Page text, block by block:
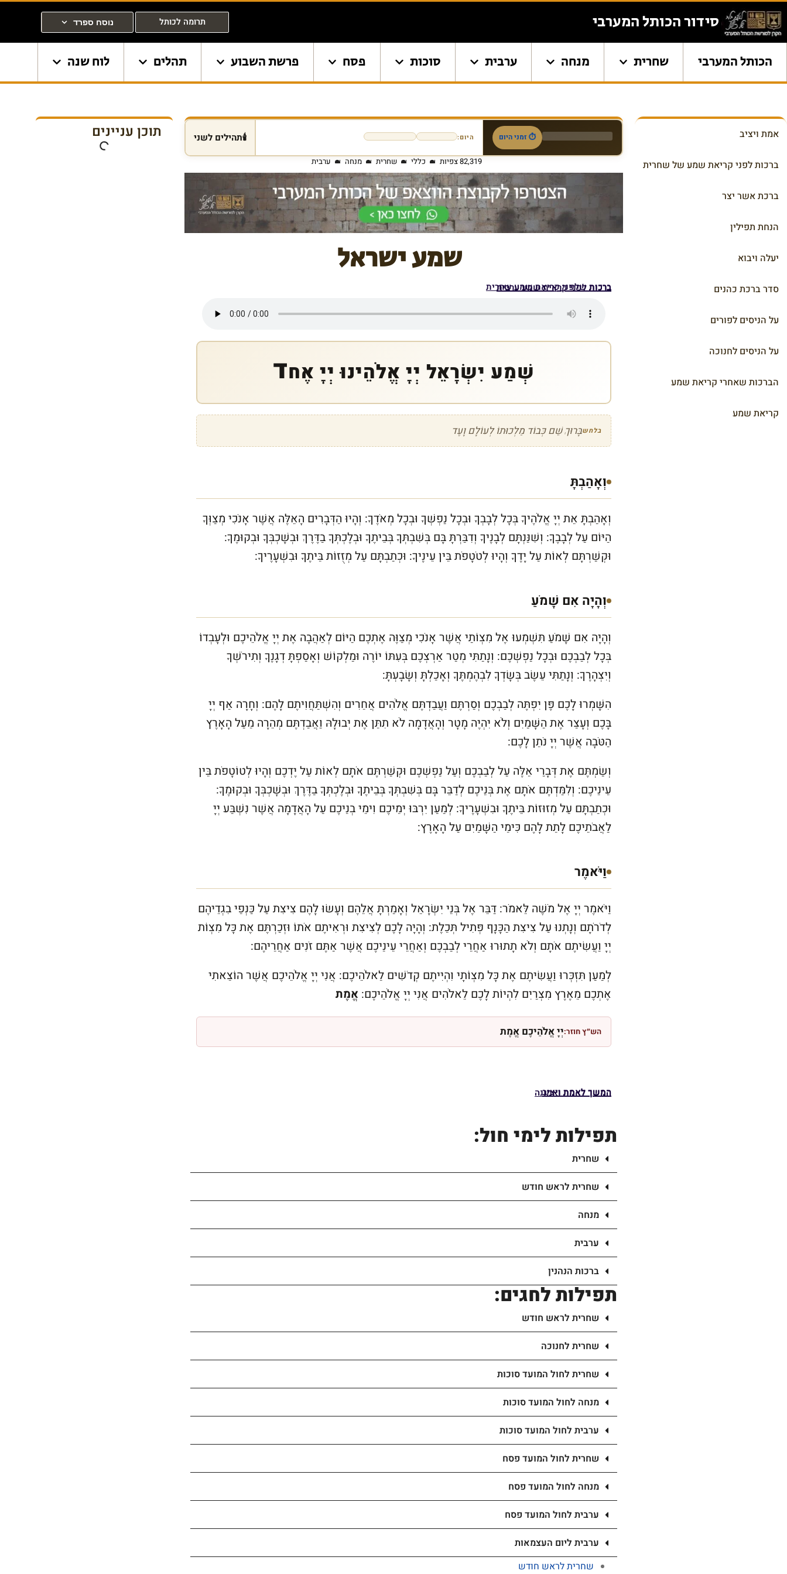
content
סידור הכותל המערבי תרומה לכותל נוסח ספרד
הכותל המערבי שחרית מנחה ערבית סוכות פסח פרשת השבוע תהלים לוח שנה
אמת ויציב
ברכות לפני קריאת שמע של שחרית
ברכת אשר יצר
הנחת תפילין
יעלה ויבוא
סדר ברכת כהנים
על הניסים לפורים
על הניסים לחנוכה
הברכות שאחרי קריאת שמע
קריאת שמע
⏱ זמני היום היום: 🕯️תהילים לשני
82,319 צפיות כללי שחרית מנחה ערבית
שמע ישראל
ברכות שלפני קריאת שמע שחרית
ברכות לפני קראית שמע ערבית
שְׁמַע יִשְׂרָאֵל יְיָ אֱלֹהֵינוּ יְיָ אֶחד
בלחשבָּרוּךְ שֵׁם כְּבוֹד מַלְכוּתוֹ לְעוֹלָם וָעֶד
וְאָהַבְתָּ
וְאָהַבְתָּ אֵת יְיָ אֱלֹהֶיךָ בְּכָל לְבָבְךָ וּבְכָל נַפְשְׁךָ וּבְכָל מְאֹדֶךָ: וְהָיוּ הַדְּבָרִים הָאֵלֶּה אֲשֶׁר אָנֹכִי מְצַוְּךָ
הַיּוֹם עַל לְבָבֶךָ: וְשִׁנַּנְתָּם לְבָנֶיךָ וְדִבַּרְתָּ בָּם בְּשִׁבְתְּךָ בְּבֵיתֶךָ וּבְלֶכְתְּךָ בַדֶּרֶךְ וּבְשָׁכְבְּךָ וּבְקוּמֶךָ:
וּקְשַׁרְתָּם לְאוֹת עַל יָדֶךָ וְהָיוּ לְטֹטָפֹת בֵּין עֵינֶיךָ: וּכְתַבְתָּם עַל מְזֻזוֹת בֵּיתֶךָ וּבִשְׁעָרֶיךָ:
וְהָיָה אִם שָׁמֹעַ
וְהָיָה אִם שָׁמֹעַ תִּשְׁמְעוּ אֶל מִצְוֹתַי אֲשֶׁר אָנֹכִי מְצַוֶּה אֶתְכֶם הַיּוֹם לְאַהֲבָה אֶת יְיָ אֱלֹהֵיכֶם וּלְעָבְדוֹ
בְּכָל לְבַבְכֶם וּבְכָל נַפְשְׁכֶם: וְנָתַתִּי מְטַר אַרְצְכֶם בְּעִתּוֹ יוֹרֶה וּמַלְקוֹשׁ וְאָסַפְתָּ דְגָנֶךָ וְתִירֹשְׁךָ
וְיִצְהָרֶךָ: וְנָתַתִּי עֵשֶׂב בְּשָׂדְךָ לִבְהֶמְתֶּךָ וְאָכַלְתָּ וְשָׂבָעְתָּ:
הִשָּׁמְרוּ לָכֶם פֶּן יִפְתֶּה לְבַבְכֶם וְסַרְתֶּם וַעֲבַדְתֶּם אֱלֹהִים אֲחֵרִים וְהִשְׁתַּחֲוִיתֶם לָהֶם: וְחָרָה אַף יְיָ
בָּכֶם וְעָצַר אֶת הַשָּׁמַיִם וְלֹא יִהְיֶה מָטָר וְהָאֲדָמָה לֹא תִתֵּן אֶת יְבוּלָהּ וַאֲבַדְתֶּם מְהֵרָה מֵעַל הָאָרֶץ
הַטֹּבָה אֲשֶׁר יְיָ נֹתֵן לָכֶם:
וְשַׂמְתֶּם אֶת דְּבָרַי אֵלֶּה עַל לְבַבְכֶם וְעַל נַפְשְׁכֶם וּקְשַׁרְתֶּם אֹתָם לְאוֹת עַל יֶדְכֶם וְהָיוּ לְטוֹטָפֹת בֵּין
עֵינֵיכֶם: וְלִמַּדְתֶּם אֹתָם אֶת בְּנֵיכֶם לְדַבֵּר בָּם בְּשִׁבְתְּךָ בְּבֵיתֶךָ וּבְלֶכְתְּךָ בַדֶּרֶךְ וּבְשָׁכְבְּךָ וּבְקוּמֶךָ:
וּכְתַבְתָּם עַל מְזוּזוֹת בֵּיתֶךָ וּבִשְׁעָרֶיךָ: לְמַעַן יִרְבּוּ יְמֵיכֶם וִימֵי בְנֵיכֶם עַל הָאֲדָמָה אֲשֶׁר נִשְׁבַּע יְיָ
לַאֲבֹתֵיכֶם לָתֵת לָהֶם כִּימֵי הַשָּׁמַיִם עַל הָאָרֶץ:
וַיֹּאמֶר
וַיֹּאמֶר יְיָ אֶל מֹשֶׁה לֵּאמֹר: דַּבֵּר אֶל בְּנֵי יִשְׂרָאֵל וְאָמַרְתָּ אֲלֵהֶם וְעָשׂוּ לָהֶם צִיצִת עַל כַּנְפֵי בִגְדֵיהֶם
לְדֹרֹתָם וְנָתְנוּ עַל צִיצִת הַכָּנָף פְּתִיל תְּכֵלֶת: וְהָיָה לָכֶם לְצִיצִת וּרְאִיתֶם אֹתוֹ וּזְכַרְתֶּם אֶת כָּל מִצְוֹת
יְיָ וַעֲשִׂיתֶם אֹתָם וְלֹא תָתוּרוּ אַחֲרֵי לְבַבְכֶם וְאַחֲרֵי עֵינֵיכֶם אֲשֶׁר אַתֶּם זֹנִים אַחֲרֵיהֶם:
לְמַעַן תִּזְכְּרוּ וַעֲשִׂיתֶם אֶת כָּל מִצְוֹתָי וִהְיִיתֶם קְדֹשִׁים לֵאלֹהֵיכֶם: אֲנִי יְיָ אֱלֹהֵיכֶם אֲשֶׁר הוֹצֵאתִי
אֶתְכֶם מֵאֶרֶץ מִצְרַיִם לִהְיוֹת לָכֶם לֵאלֹהִים אֲנִי יְיָ אֱלֹהֵיכֶם: אֱמֶת
הש״ץ חוזר:יְיָ אֱלֹהֵיכֶם אֱמֶת
המשך לאמת ויציב
המשך לאמת ואמונה
תפילות לימי חול:
שחרית
שחרית לראש חודש
מנחה
ערבית
ברכות הנהנין
תפילות לחגים:
שחרית לראש חודש
שחרית לחנוכה
שחרית לחול המועד סוכות
מנחה לחול המועד סוכות
ערבית לחול המועד סוכות
שחרית לחול המועד פסח
מנחה לחול המועד פסח
ערבית לחול המועד פסח
ערבית ליום העצמאות
שחרית לראש חודש
תוכן עניינים